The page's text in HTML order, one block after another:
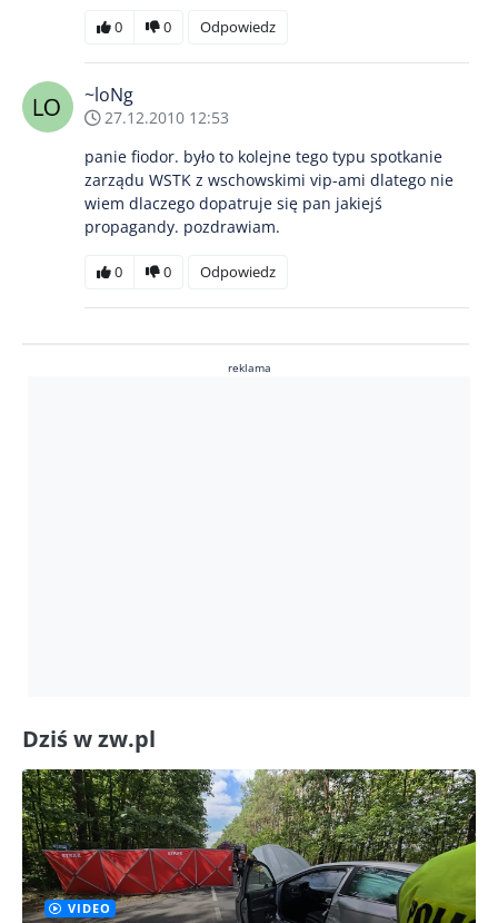
0 0 Odpowiedz
~loNg
27.12.2010 12:53
panie fiodor. było to kolejne tego typu spotkanie
zarządu WSTK z wschowskimi vip-ami dlatego nie
wiem dlaczego dopatruje się pan jakiejś
propagandy. pozdrawiam.
0 0 Odpowiedz
reklama
Dziś w zw.pl
VIDEO